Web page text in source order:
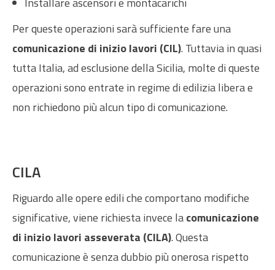
Per queste operazioni sarà sufficiente fare una
comunicazione di inizio lavori (CIL). Tuttavia in quasi
tutta Italia, ad esclusione della Sicilia, molte di queste
operazioni sono entrate in regime di edilizia libera e
non richiedono più alcun tipo di comunicazione.
CILA
Riguardo alle opere edili che comportano modifiche
significative, viene richiesta invece lacomunicazione
di inizio lavori asseverata (CILA). Questa
comunicazione è senza dubbio più onerosa rispetto